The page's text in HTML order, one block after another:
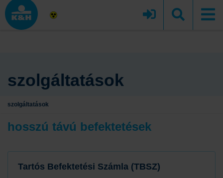
szolgáltatások
szolgáltatások
hosszú távú befektetések
Tartós Befektetési Számla (TBSZ)